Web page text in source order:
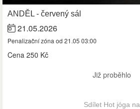
ANDĚL - červený sál
21.05.2026
Penalizační zóna od 21.05 03:00
Cena 250 Kč
Již proběhlo
Sdílet Hot jóga na